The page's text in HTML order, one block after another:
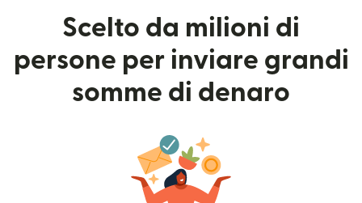
Scelto da milioni di
persone per inviare grandi
somme di denaro